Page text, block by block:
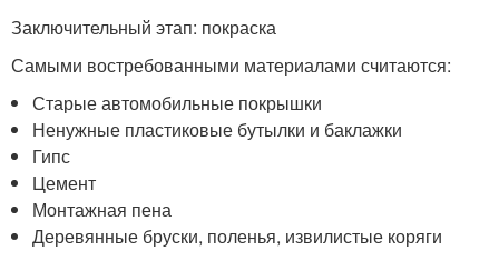
Заключительный этап: покраска
Самыми востребованными материалами считаются:
Старые автомобильные покрышки
Ненужные пластиковые бутылки и баклажки
Гипс
Цемент
Монтажная пена
Деревянные бруски, поленья, извилистые коряги